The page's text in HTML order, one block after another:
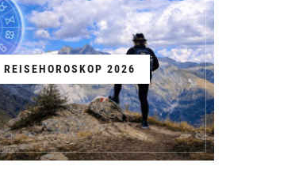
REISEHOROSKOP 2026